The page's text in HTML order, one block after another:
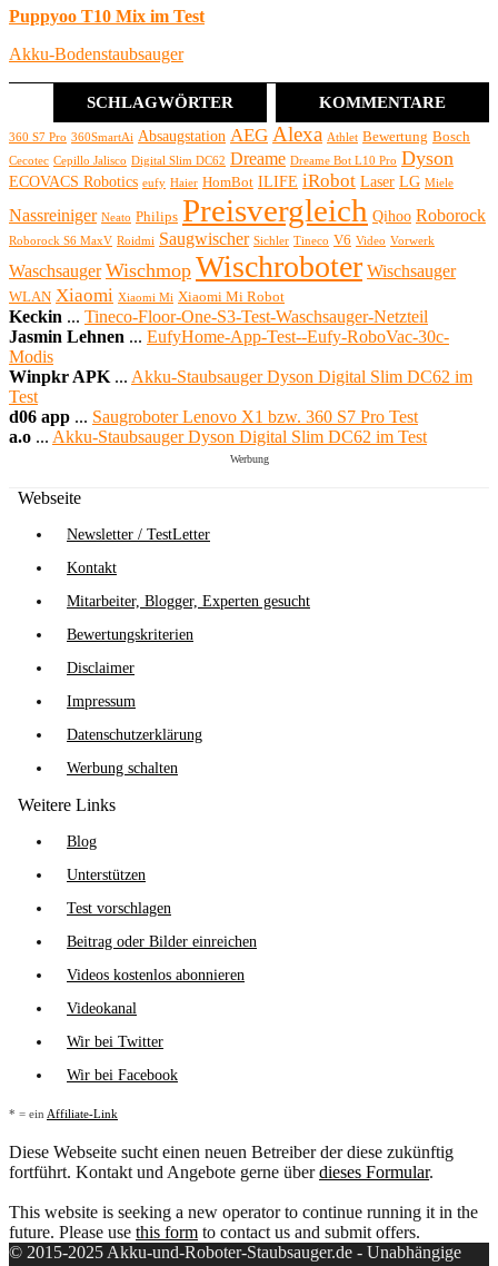
Puppyoo T10 Mix im Test
Akku-Bodenstaubsauger
SCHLAGWÖRTER KOMMENTARE
360 S7 Pro 360SmartAi Absaugstation AEG Alexa Athlet Bewertung Bosch
Cecotec Cepillo Jalisco Digital Slim DC62 Dreame Dreame Bot L10 Pro Dyson
ECOVACS Robotics eufy Haier HomBot ILIFE iRobot Laser LG Miele
Nassreiniger Neato Philips Preisvergleich Qihoo Roborock
Roborock S6 MaxV Roidmi Saugwischer Sichler Tineco V6 Video Vorwerk
Waschsauger Wischmop Wischroboter Wischsauger
WLAN Xiaomi Xiaomi Mi Xiaomi Mi Robot
Keckin ... Tineco-Floor-One-S3-Test-Waschsauger-Netzteil
Jasmin Lehnen ... EufyHome-App-Test--Eufy-RoboVac-30c-
Modis
Winpkr APK ... Akku-Staubsauger Dyson Digital Slim DC62 im
Test
d06 app ... Saugroboter Lenovo X1 bzw. 360 S7 Pro Test
a.o ... Akku-Staubsauger Dyson Digital Slim DC62 im Test
Werbung
Webseite
Newsletter / TestLetter
Kontakt
Mitarbeiter, Blogger, Experten gesucht
Bewertungskriterien
Disclaimer
Impressum
Datenschutzerklärung
Werbung schalten
Weitere Links
Blog
Unterstützen
Test vorschlagen
Beitrag oder Bilder einreichen
Videos kostenlos abonnieren
Videokanal
Wir bei Twitter
Wir bei Facebook
* = ein Affiliate-Link
Diese Webseite sucht einen neuen Betreiber der diese zukünftig
fortführt. Kontakt und Angebote gerne überdieses Formular.
This website is seeking a new operator to continue running it in the
future. Please use this form to contact us and submit offers.
© 2015-2025 Akku-und-Roboter-Staubsauger.de - Unabhängige